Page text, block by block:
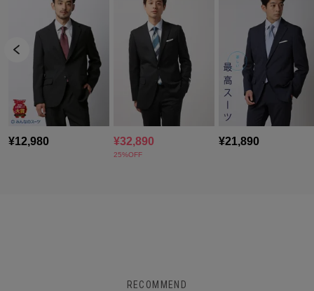
RECOMMEND